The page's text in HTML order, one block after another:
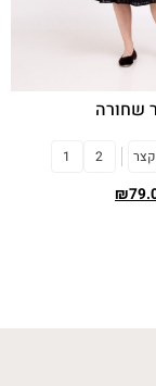
שחורה
קצר 2
1
₪